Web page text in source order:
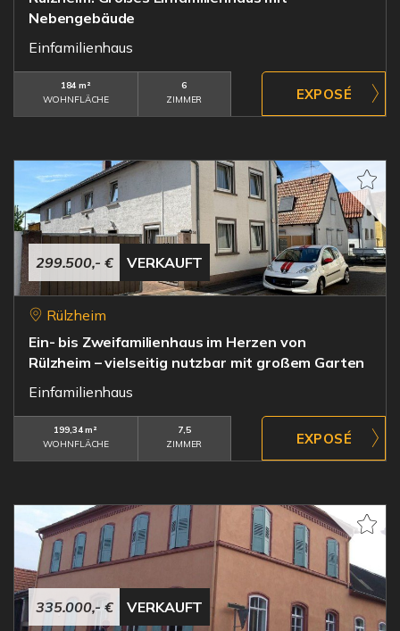
Nebengebäude
Einfamilienhaus
184 m²
WOHNFLÄCHE
6
ZIMMER
299.500,- € VERKAUFT
Rülzheim
Ein- bis Zweifamilienhaus im Herzen von
Rülzheim – vielseitig nutzbar mit großem Garten
Einfamilienhaus
199,34 m²
WOHNFLÄCHE
7,5
ZIMMER
335.000,- € VERKAUFT